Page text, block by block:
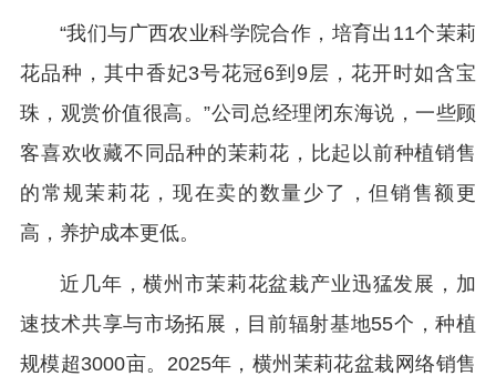
“我们与广西农业科学院合作，培育出11个茉莉
花品种，其中香妃3号花冠6到9层，花开时如含宝
珠，观赏价值很高。”公司总经理闭东海说，一些顾
客喜欢收藏不同品种的茉莉花，比起以前种植销售
的常规茉莉花，现在卖的数量少了，但销售额更
高，养护成本更低。
近几年，横州市茉莉花盆栽产业迅猛发展，加
速技术共享与市场拓展，目前辐射基地55个，种植
规模超3000亩。2025年，横州茉莉花盆栽网络销售